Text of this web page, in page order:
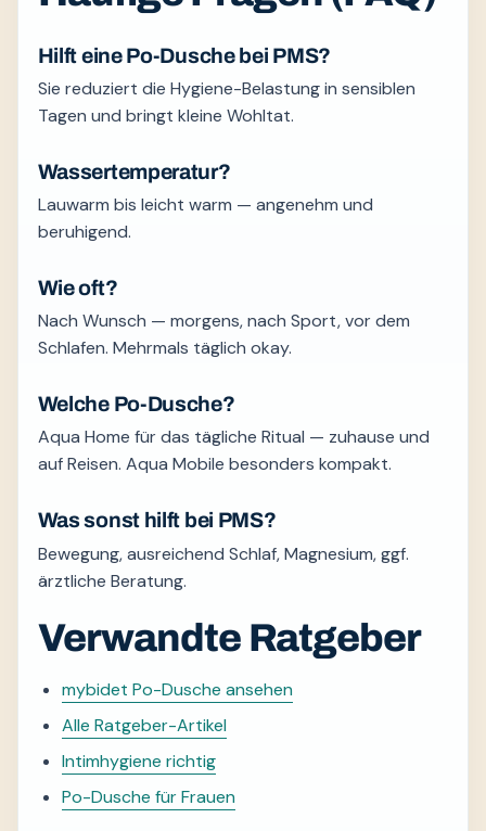
Hilft eine Po-Dusche bei PMS?
Sie reduziert die Hygiene-Belastung in sensiblen
Tagen und bringt kleine Wohltat.
Wassertemperatur?
Lauwarm bis leicht warm — angenehm und
beruhigend.
Wie oft?
Nach Wunsch — morgens, nach Sport, vor dem
Schlafen. Mehrmals täglich okay.
Welche Po-Dusche?
Aqua Home für das tägliche Ritual — zuhause und
auf Reisen. Aqua Mobile besonders kompakt.
Was sonst hilft bei PMS?
Bewegung, ausreichend Schlaf, Magnesium, ggf.
ärztliche Beratung.
Verwandte Ratgeber
mybidet Po-Dusche ansehen
Alle Ratgeber-Artikel
Intimhygiene richtig
Po-Dusche für Frauen